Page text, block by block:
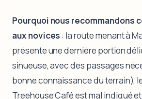
Pourquoi nous recommandons
aux novices : la route menant à
présente une dernière portion
sinueuse, avec des passages
bonne connaissance du terrain),
Treehouse Café est mal indiqué